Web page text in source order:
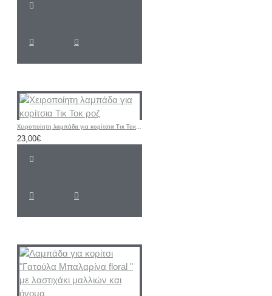
Χειροποίητη λαμπάδα για κορίτσια Τικ Τοκ ροζ
23,00€